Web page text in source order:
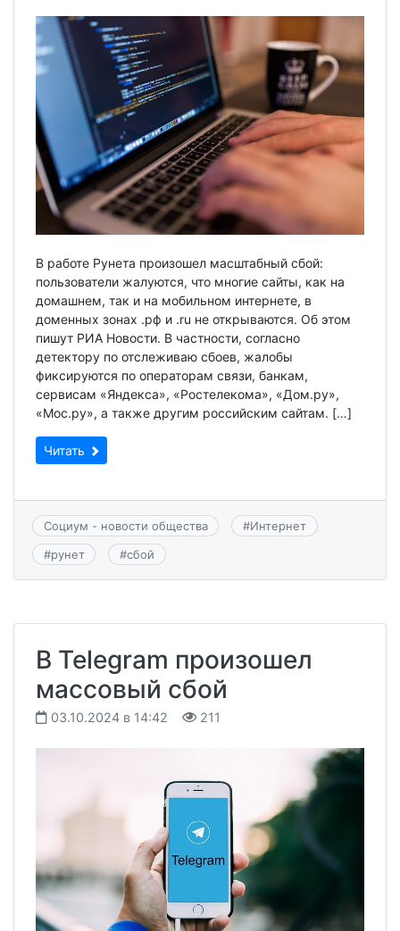
В работе Рунета произошел масштабный сбой:
пользователи жалуются, что многие сайты, как на
домашнем, так и на мобильном интернете, в
доменных зонах .рф и .ru не открываются. Об этом
пишут РИА Новости. В частности, согласно
детектору по отслеживаю сбоев, жалобы
фиксируются по операторам связи, банкам,
сервисам «Яндекса», «Ростелекома», «Дом.ру»,
«Мос.ру», а также другим российским сайтам. […]
Читать
Социум - новости общества #Интернет
#рунет #сбой
В Telegram произошел
массовый сбой
03.10.2024 в 14:42 211